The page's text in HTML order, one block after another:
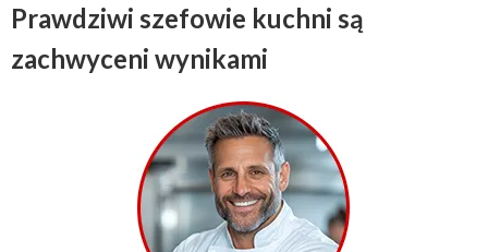
Prawdziwi szefowie kuchni są
zachwyceni wynikami